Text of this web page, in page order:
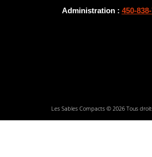
Administration : 450-
Les Sables Compacts © 2026 Tous